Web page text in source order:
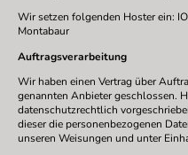
Wir setzen folgenden Hoster ein:
Montabaur
Auftragsverarbeitung
Wir haben einen Vertrag über
genannten Anbieter geschlossen.
datenschutzrechtlich
dieser die personenbezogenen
unseren Weisungen und unter